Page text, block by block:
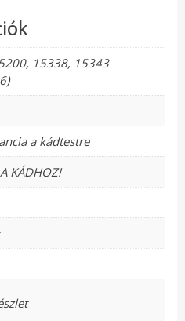
15338, 15343
a kádtestre
KÁDHOZ!